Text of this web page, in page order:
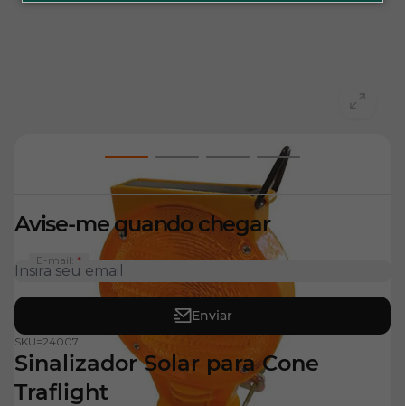
View larger image
View larger image
View larger
SKU=24007
Sinalizador Solar para Cone
Traflight
Avise-me quando chegar
E-mail:
Enviar